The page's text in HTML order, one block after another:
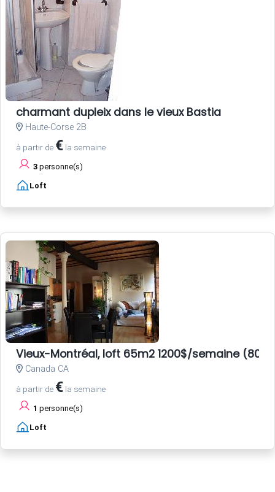
charmant dupleix dans le vieux Bastia
Haute-Corse 2B
à partir de € la semaine
3 personne(s)
Loft
Vieux-Montréal, loft 65m2 1200$/semaine
Canada CA
à partir de € la semaine
1 personne(s)
Loft